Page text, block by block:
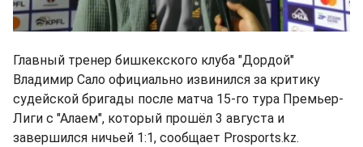
Главный тренер бишкекского клуба "Дордой"
Владимир Сало официально извинился за критику
судейской бригады после матча 15-го тура Премьер-
Лиги с "Алаем", который прошёл 3 августа и
завершился ничьей 1:1, сообщает Prosports.kz.